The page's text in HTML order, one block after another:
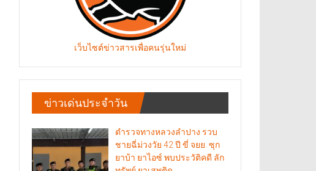
เว็บไซต์ข่าวสารเพื่อคนรุ่นใหม่
ข่าวเด่นประจำวัน
ตำรวจทางหลวงลำปาง รวบ
ชายฉี่ม่วงวัย 42 ปี ขี่ จยย. ซุก
ยาบ้า ยาไอซ์ พบประวัติคดี ลัก